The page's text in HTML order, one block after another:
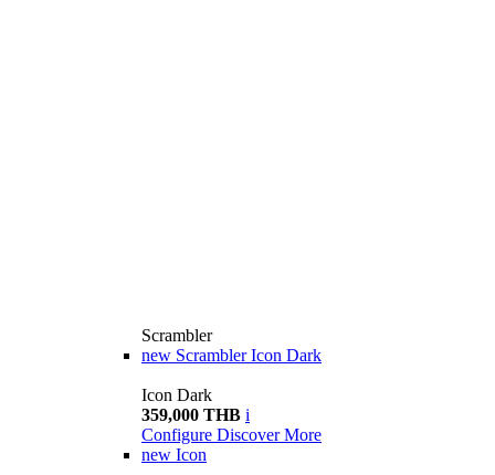
Scrambler
new Scrambler Icon Dark
Icon Dark
359,000 THB i
Configure Discover More
new Icon